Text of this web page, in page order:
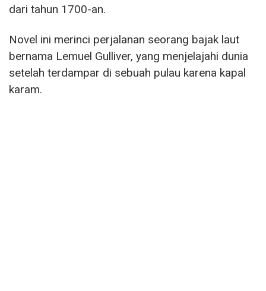
dari tahun 1700-an.
Novel ini merinci perjalanan seorang bajak laut
bernama Lemuel Gulliver, yang menjelajahi dunia
setelah terdampar di sebuah pulau karena kapal
karam.